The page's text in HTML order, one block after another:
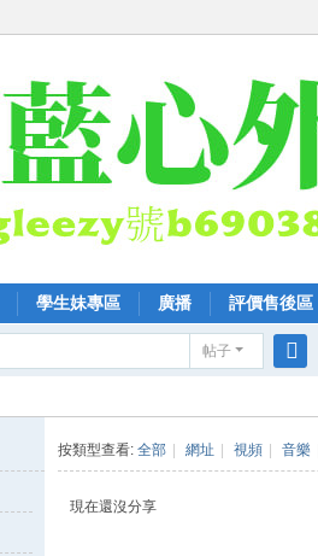
學生妹專區 廣播 評價售後區
帖子
索
按類型查看: 全部 網址 視頻 音樂
現在還沒分享